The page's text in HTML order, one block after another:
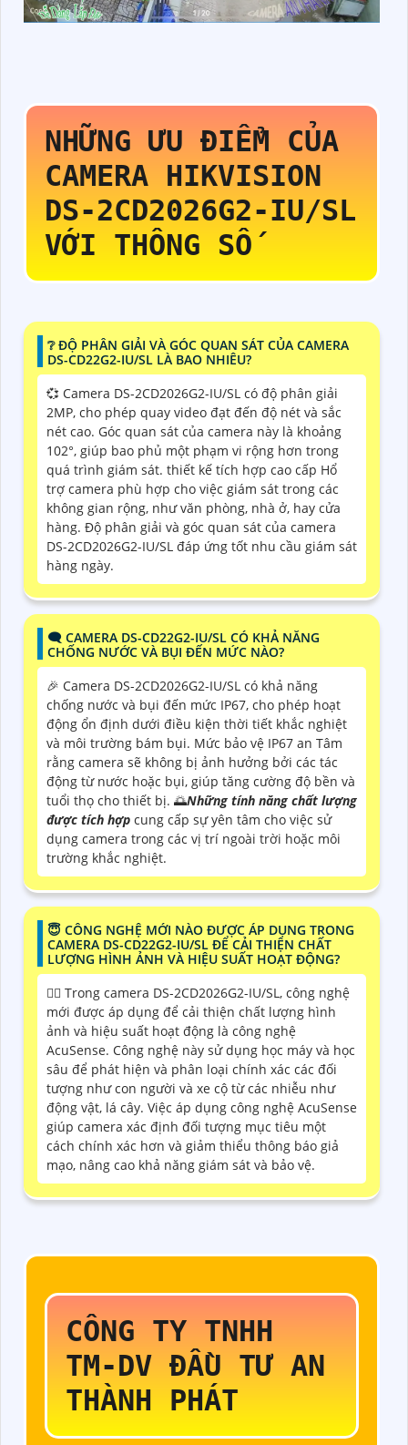
NHỮNG ƯU ĐIỂM CỦA
CAMERA HIKVISION
DS-2CD2026G2-IU/SL
VỚI THÔNG SỐ
❔ ĐỘ PHÂN GIẢI VÀ GÓC QUAN SÁT CỦA CAMERA
DS-CD22G2-IU/SL LÀ BAO NHIÊU?
💞 Camera DS-2CD2026G2-IU/SL có độ phân giải
2MP, cho phép quay video đạt đến độ nét và sắc
nét cao. Góc quan sát của camera này là khoảng
102°, giúp bao phủ một phạm vi rộng hơn trong
quá trình giám sát. thiết kế tích hợp cao cấp Hổ
trợ camera phù hợp cho việc giám sát trong các
không gian rộng, như văn phòng, nhà ở, hay cửa
hàng. Độ phân giải và góc quan sát của camera
DS-2CD2026G2-IU/SL đáp ứng tốt nhu cầu giám sát
hàng ngày.
🗨️ CAMERA DS-CD22G2-IU/SL CÓ KHẢ NĂNG
CHỐNG NƯỚC VÀ BỤI ĐẾN MỨC NÀO?
️🎉 Camera DS-2CD2026G2-IU/SL có khả năng
chống nước và bụi đến mức IP67, cho phép hoạt
động ổn định dưới điều kiện thời tiết khắc nghiệt
và môi trường bám bụi. Mức bảo vệ IP67 an Tâm
rằng camera sẽ không bị ảnh hưởng bởi các tác
động từ nước hoặc bụi, giúp tăng cường độ bền và
tuổi thọ cho thiết bị. 🌅Những tính năng chất lượng
được tích hợp cung cấp sự yên tâm cho việc sử
dụng camera trong các vị trí ngoài trời hoặc môi
trường khắc nghiệt.
😇 CÔNG NGHỆ MỚI NÀO ĐƯỢC ÁP DỤNG TRONG
CAMERA DS-CD22G2-IU/SL ĐỂ CẢI THIỆN CHẤT
LƯỢNG HÌNH ẢNH VÀ HIỆU SUẤT HOẠT ĐỘNG?
❤️‍💋‍ Trong camera DS-2CD2026G2-IU/SL, công nghệ
mới được áp dụng để cải thiện chất lượng hình
ảnh và hiệu suất hoạt động là công nghệ
AcuSense. Công nghệ này sử dụng học máy và học
sâu để phát hiện và phân loại chính xác các đối
tượng như con người và xe cộ từ các nhiễu như
động vật, lá cây. Việc áp dụng công nghệ AcuSense
giúp camera xác định đối tượng mục tiêu một
cách chính xác hơn và giảm thiểu thông báo giả
mạo, nâng cao khả năng giám sát và bảo vệ.
CÔNG TY TNHH
TM-DV ĐẦU TƯ AN
THÀNH PHÁT